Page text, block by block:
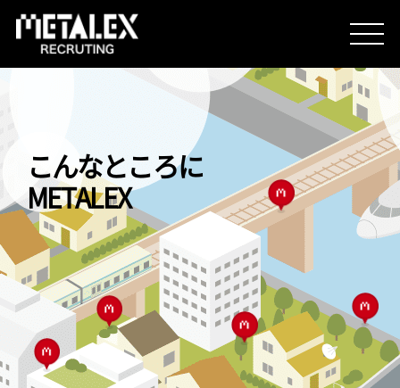
人を知る
想いを知る
企業情報
こんなところに
METALEX